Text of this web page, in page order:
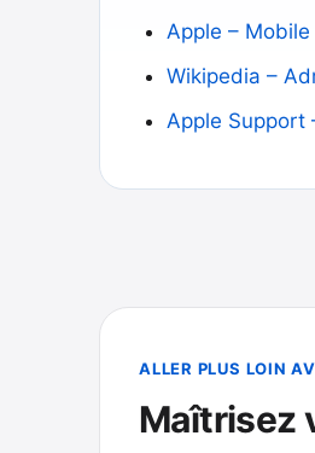
Apple –
Wikipedia –
Apple Support
ALLER PLUS LOIN
Maîtrisez